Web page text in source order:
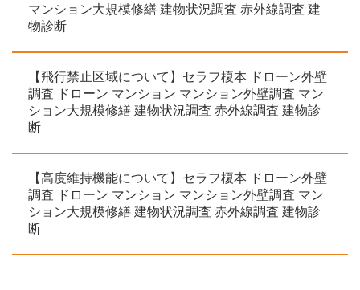
マンション大規模修繕 建物状況調査 赤外線調査 建
物診断
【飛行禁止区域について】セラフ榎本 ドローン外壁
調査 ドローン マンション マンション外壁調査 マン
ション大規模修繕 建物状況調査 赤外線調査 建物診
断
【高度維持機能について】セラフ榎本 ドローン外壁
調査 ドローン マンション マンション外壁調査 マン
ション大規模修繕 建物状況調査 赤外線調査 建物診
断